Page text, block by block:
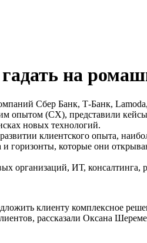
на
Сбер Банк, Т-Банк,
опытом (CX), представили
новых технологий.
клиентского опыта,
горизонты, которые они
организаций, ИТ, консалтинга,
клиенту комплексное
рассказали Оксана